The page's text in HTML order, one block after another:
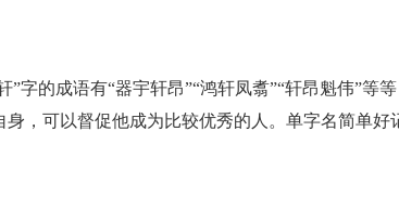
字的成语有“器宇轩昂”“鸿轩凤翥”“轩昂魁伟”等
，可以督促他成为比较优秀的人。单字名简单好